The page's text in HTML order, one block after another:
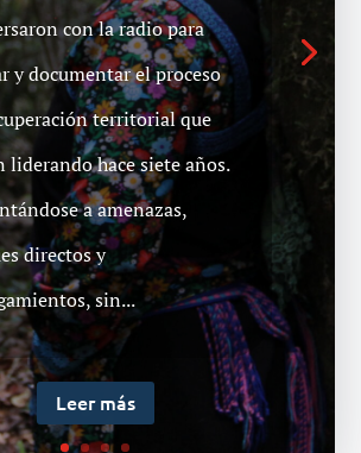
con la radio para
y documentar el proceso
territorial que
liderando hace siete años.
a amenazas,
directos y
sin...
Leer más
la resolución de la
Apelaciones de Temuco
a la restitución a la
de Temucuicui de su
incautada el pasado 10
que finalmente
a proceso en juzgado de
donde ya...